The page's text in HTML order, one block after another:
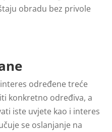
obradu bez privole
određene treće
konkretno određiva, a
iste uvjete kao i interes
se oslanjanje na